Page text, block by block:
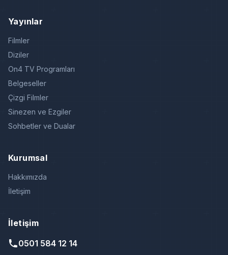
Yayınlar
Filmler
Diziler
On4 TV Programları
Belgeseller
Çizgi Filmler
Sinezen ve Ezgiler
Sohbetler ve Dualar
Kurumsal
Hakkımızda
İletişim
İletişim
0501 584 12 14